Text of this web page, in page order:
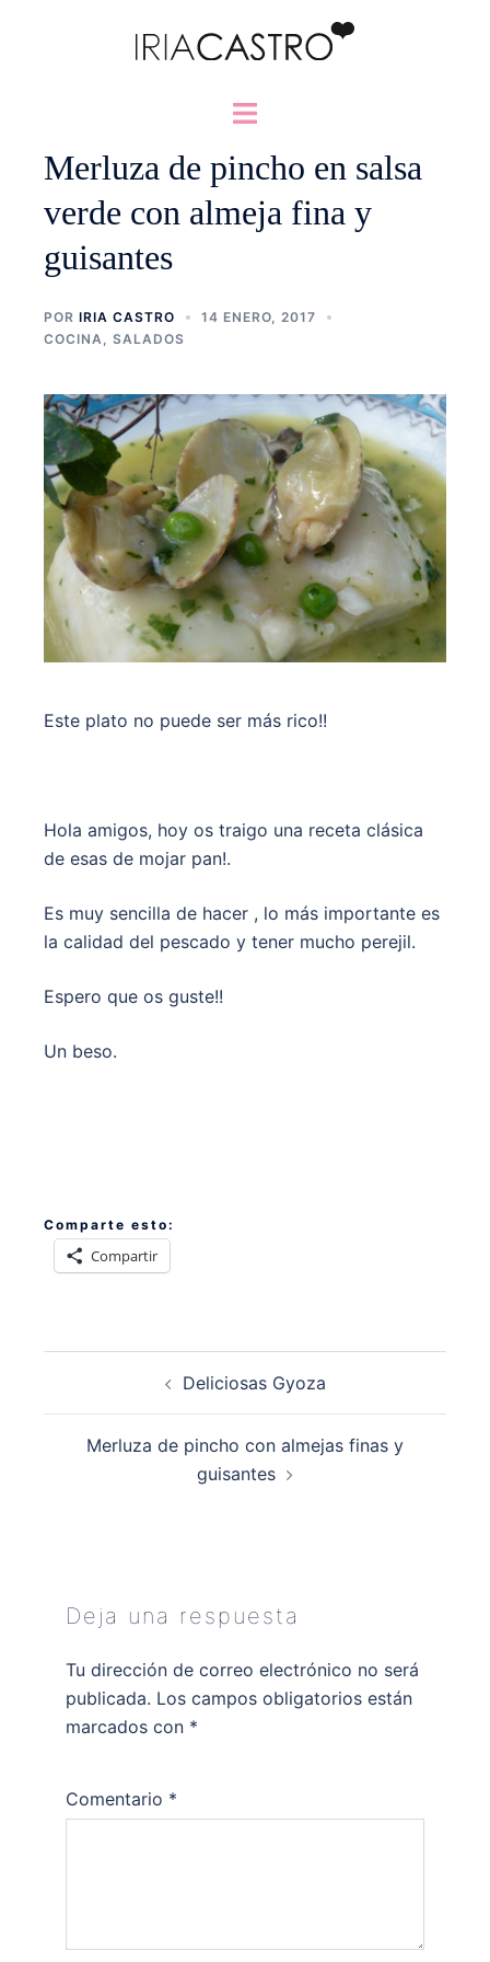
Alternar
Merluza de pincho en salsa
verde con almeja fina y
guisantes
POR IRIA CASTRO
14 ENERO, 2017
COCINA
SALADOS
Este plato no puede ser más rico!!
Hola amigos, hoy os traigo una receta clásica
de esas de mojar pan!.
Es muy sencilla de hacer , lo más importante es
la calidad del pescado y tener mucho perejil.
Espero que os guste!!
Un beso.
Comparte esto:
Compartir
entradas
Deliciosas Gyoza
Merluza de pincho con almejas finas y
guisantes
Deja una respuesta
Tu dirección de correo electrónico no será
publicada. Los campos obligatorios están
marcados con *
Comentario *